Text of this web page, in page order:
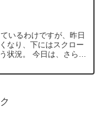
いるわけですが、昨日
なり、下にはスクロー
状況。 今日は、さらに